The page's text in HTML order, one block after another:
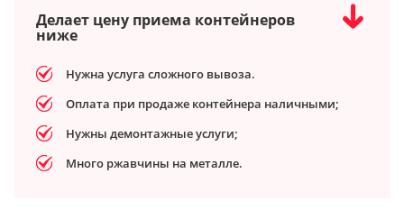
Делает цену приема контейнеров
ниже
Нужна услуга сложного вывоза.
Оплата при продаже контейнера наличными;
Нужны демонтажные услуги;
Много ржавчины на металле.